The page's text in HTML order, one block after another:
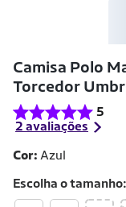
Camisa Polo
Torcedor
5
2 avaliações
Cor: Azul
Escolha otamanho